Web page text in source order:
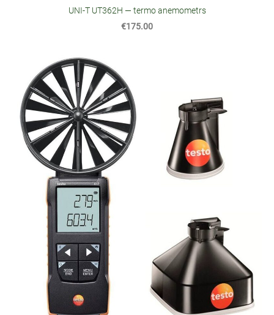
UNI‑T UT362H — termo anemometrs
€175.00